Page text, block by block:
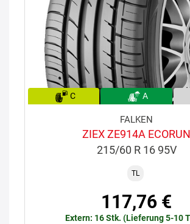
C A
FALKEN
ZIEX ZE914A ECORUN
215/60 R 16 95V
TL
117,76 €
Extern: 16 Stk. (Lieferung 5-10